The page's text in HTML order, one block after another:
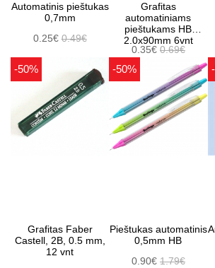
Automatinis pieštukas
0,7mm
0.25€0.49€
Grafitas
automatiniams
pieštukams HB
2.0x90mm 6vnt
0.35€ 0.69€
-50%
Grafitas Faber
Castell, 2B, 0.5 mm,
12 vnt
-50%
Pieštukas automatinis
0,5mm HB
0.90€ 1.79€